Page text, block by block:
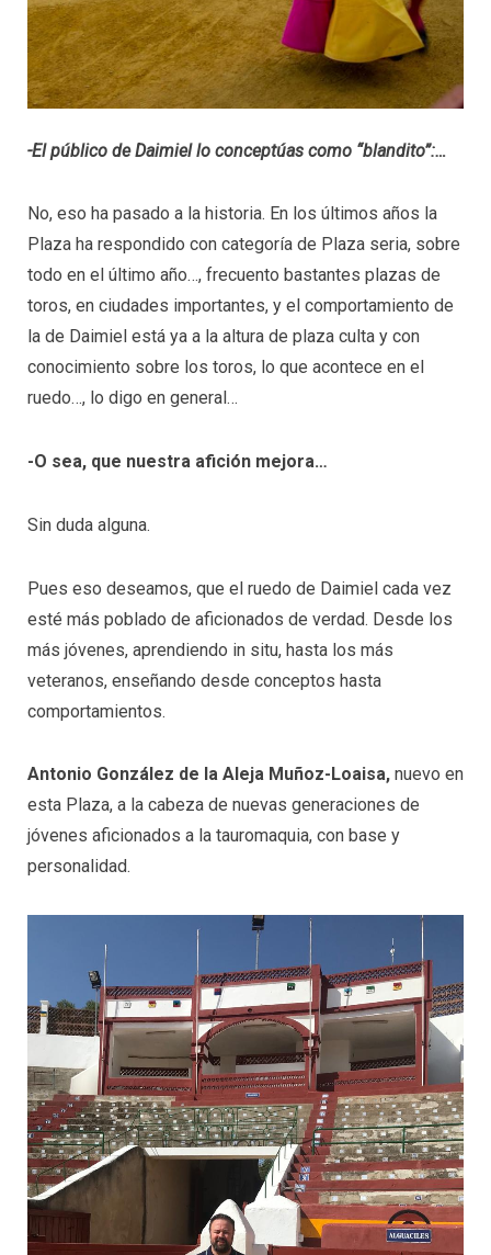
-El público de Daimiel lo conceptúas como “blandito”:…
No, eso ha pasado a la historia. En los últimos años la
Plaza ha respondido con categoría de Plaza seria, sobre
todo en el último año…, frecuento bastantes plazas de
toros, en ciudades importantes, y el comportamiento de
la de Daimiel está ya a la altura de plaza culta y con
conocimiento sobre los toros, lo que acontece en el
ruedo…, lo digo en general…
-O sea, que nuestra afición mejora…
Sin duda alguna.
Pues eso deseamos, que el ruedo de Daimiel cada vez
esté más poblado de aficionados de verdad. Desde los
más jóvenes, aprendiendo in situ, hasta los más
veteranos, enseñando desde conceptos hasta
comportamientos.
Antonio González de la Aleja Muñoz-Loaisa, nuevo en
esta Plaza, a la cabeza de nuevas generaciones de
jóvenes aficionados a la tauromaquia, con base y
personalidad.